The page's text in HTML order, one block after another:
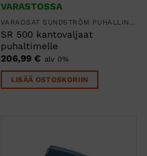
VARASTOSSA
SR 500 kantovaljaat
puhaltimelle
206,99 € alv 0%
LISÄÄ OSTOSKORIIN